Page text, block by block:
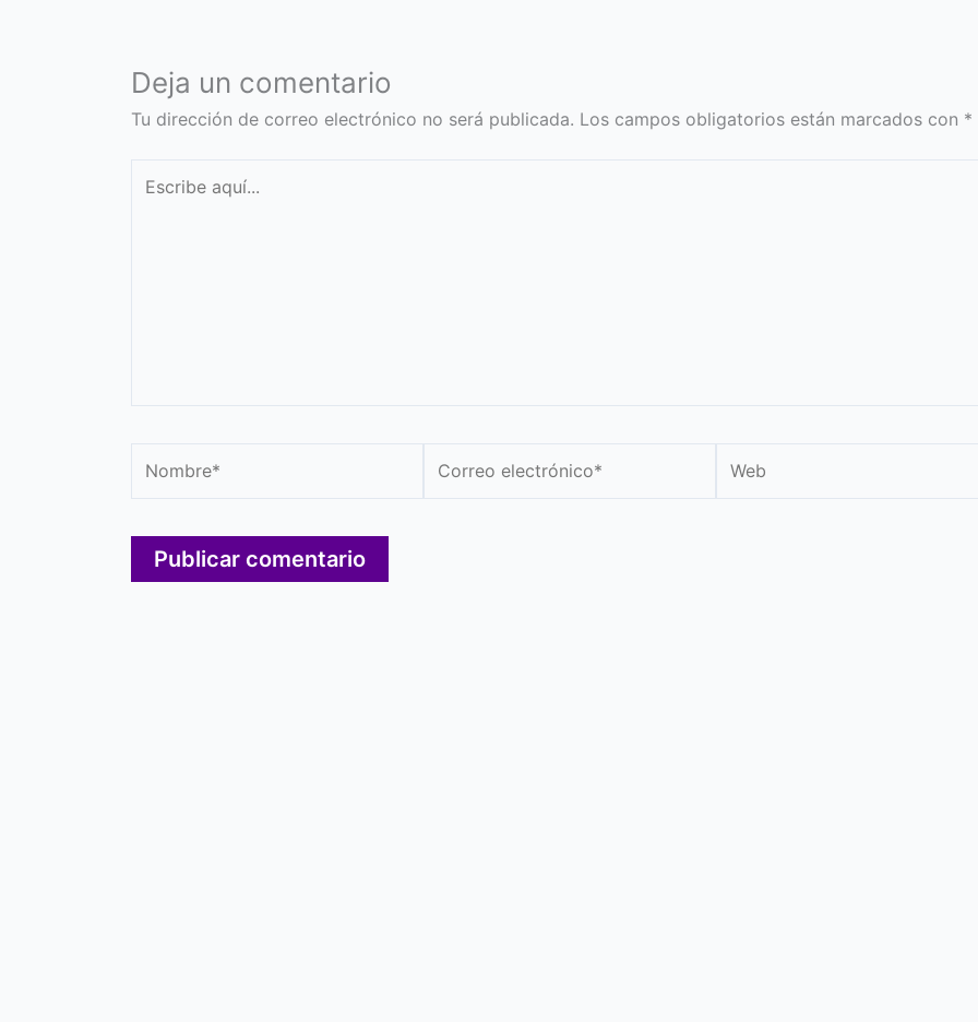
Deja un comentario
Tu dirección de correo electrónico no será publicada. Los campos obligatorios están marcados con *
aquí...
electrónico*